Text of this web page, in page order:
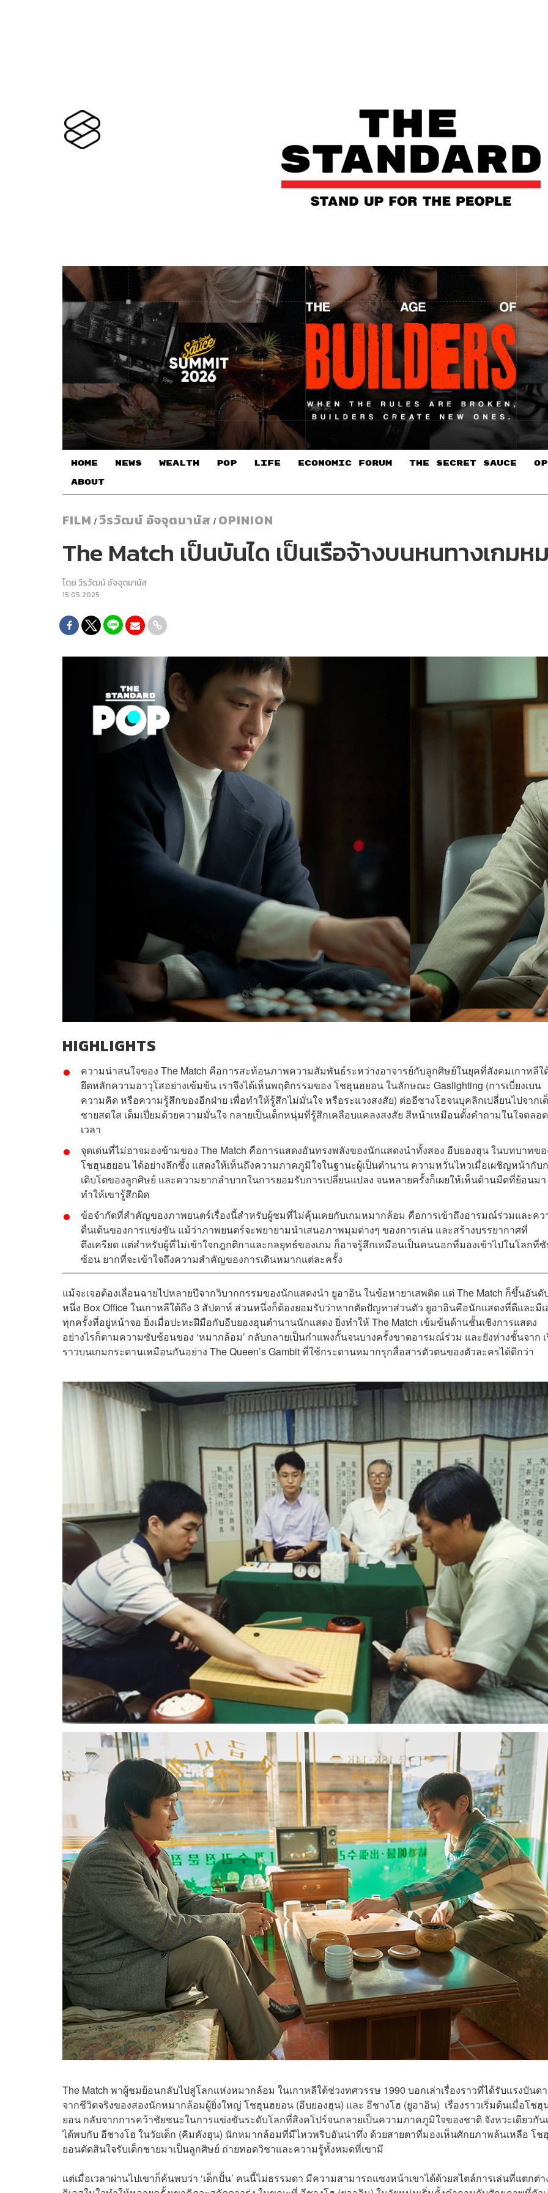
HOME NEWS WEALTH POP LIFE ECONOMIC FORUM THE SECRET SAUCE​
ABOUT
FILM / วีรวัฒน์ อัจจุตมานัส / OPINION
The Match เป็นบันได เป็นเรือจ้างบนหนทางเกม
โดยวีรวัฒน์ อัจจุตมานัส
15.05.2025
HIGHLIGHTS
ความน่าสนใจของ The Match คือการสะท้อนภาพความสัมพันธ์ระหว่างอาจารย์กับลูกศิษย์ในยุคที่สังคมเกาหลีใ
ยึดหลักความอาวุโสอย่างเข้มข้น เราจึงได้เห็นพฤติกรรมของ โชฮุนฮยอน ในลักษณะ Gaslighting (การเบี่ยงเบน
ความคิด หรือความรู้สึกของอีกฝ่าย เพื่อทำให้รู้สึกไม่มั่นใจ หรือระแวงสงสัย) ต่ออีชางโฮจนบุคลิกเปลี่ยนไปจากเ
ชายสดใส เต็มเปี่ยมด้วยความมั่นใจ กลายเป็นเด็กหนุ่มที่รู้สึกเคลือบแคลงสงสัย สีหน้าเหมือนตั้งคำถามในใจตลอด
เวลา
จุดเด่นที่ไม่อาจมองข้ามของ The Match คือการแสดงอันทรงพลังของนักแสดงนำทั้งสอง อีบยองฮุน ในบทบาทข
โชฮุนฮยอน ได้อย่างลึกซึ้ง แสดงให้เห็นถึงความภาคภูมิใจในฐานะผู้เป็นตำนาน ความหวั่นไหวเมื่อเผชิญหน้ากับ
เติบโตของลูกศิษย์ และความยากลำบากในการยอมรับการเปลี่ยนแปลง จนหลายครั้งก็เผยให้เห็นด้านมืดที่ย้อนมา
ทำให้เขารู้สึกผิด
ข้อจำกัดที่สำคัญของภาพยนตร์เรื่องนี้สำหรับผู้ชมที่ไม่คุ้นเคยกับเกมหมากล้อม คือการเข้าถึงอารมณ์ร่วมและคว
ตื่นเต้นของการแข่งขัน แม้ว่าภาพยนตร์จะพยายามนำเสนอภาพมุมต่างๆ ของการเล่น และสร้างบรรยากาศที่
ตึงเครียด แต่สำหรับผู้ที่ไม่เข้าใจกฎกติกาและกลยุทธ์ของเกม ก็อาจรู้สึกเหมือนเป็นคนนอกที่มองเข้าไปในโลกที่
ซ้อน ยากที่จะเข้าใจถึงความสำคัญของการเดินหมากแต่ละครั้ง
แม้จะเจอต้องเลื่อนฉายไปหลายปีจากวิบากกรรมของนักแสดงนำ ยูอาอิน ในข้อหายาเสพติด แต่ The Match ก็ขึ้นอันดั
หนึ่ง Box Office ในเกาหลีใต้ถึง 3 สัปดาห์ ส่วนหนึ่งก็ต้องยอมรับว่าหากตัดปัญหาส่วนตัว ยูอาอินคือนักแสดงที่ดีและมี
ทุกครั้งที่อยู่หน้าจอ ยิ่งเมื่อปะทะฝีมือกับอีบยองฮุนตำนานนักแสดง ยิ่งทำให้ The Match เข้มข้นด้านชั้นเชิงการแสดง
อย่างไรก็ตามความซับซ้อนของ ‘หมากล้อม’ กลับกลายเป็นกำแพงกั้นจนบางครั้งขาดอารมณ์ร่วม และยังห่างชั้นจาก เ
ราวบนเกมกระดานเหมือนกันอย่าง The Queen’s Gambit ที่ใช้กระดานหมากรุกสื่อสารตัวตนของตัวละครได้ดีกว่า
The Match พาผู้ชมย้อนกลับไปสู่โลกแห่งหมากล้อม ในเกาหลีใต้ช่วงทศวรรษ 1990 บอกเล่าเรื่องราวที่ได้รับแรงบันด
จากชีวิตจริงของสองนักหมากล้อมผู้ยิ่งใหญ่ โชฮุนฮยอน (อีบยองฮุน) และ อีชางโฮ (ยูอาอิน) เรื่องราวเริ่มต้นเมื่อโชฮุ
ยอน กลับจากการคว้าชัยชนะในการแข่งขันระดับโลกที่สิงคโปร์จนกลายเป็นความภาคภูมิใจของชาติ จังหวะเดียวกัน
ได้พบกับ อีชางโฮ ในวัยเด็ก (คิมคังฮุน) นักหมากล้อมที่มีไหวพริบอันน่าทึ่ง ด้วยสายตาที่มองเห็นศักยภาพล้นเหลือ โช
ยอนตัดสินใจรับเด็กชายมาเป็นลูกศิษย์ ถ่ายทอดวิชาและความรู้ทั้งหมดที่เขามี
แต่เมื่อเวลาผ่านไปเขาก็ค้นพบว่า ‘เด็กปั้น’ คนนี้ไม่ธรรมดา มีความสามารถแซงหน้าเขาได้ด้วยสไตล์การเล่นที่แตกต่